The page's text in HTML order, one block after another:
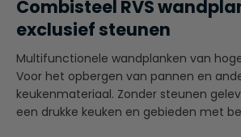
Combisteel RVS
exclusief steunen
Multifunctionele wandplanken van
Voor het opbergen van pannen en
keukenmateriaal. Zonder steunen
een drukke keuken en gebieden met